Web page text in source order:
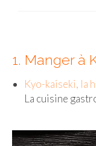
Nikko
Tokyo
1. Manger à
Kyo-kaiseki, la
La cuisine